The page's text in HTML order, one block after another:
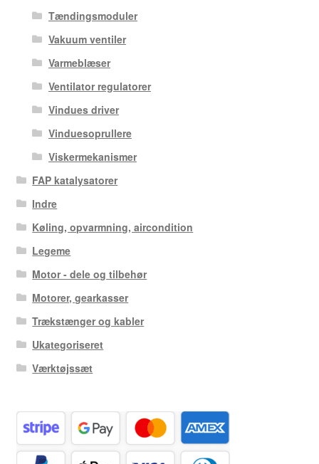
Tændingsmoduler
Vakuum ventiler
Varmeblæser
Ventilator regulatorer
Vindues driver
Vinduesoprullere
Viskermekanismer
FAP katalysatorer
Indre
Køling, opvarmning, aircondition
Legeme
Motor - dele og tilbehør
Motorer, gearkasser
Trækstænger og kabler
Ukategoriseret
Værktøjssæt